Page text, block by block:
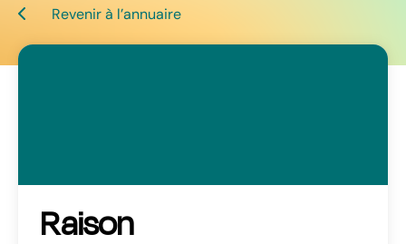
Revenir à l’annuaire
Raison